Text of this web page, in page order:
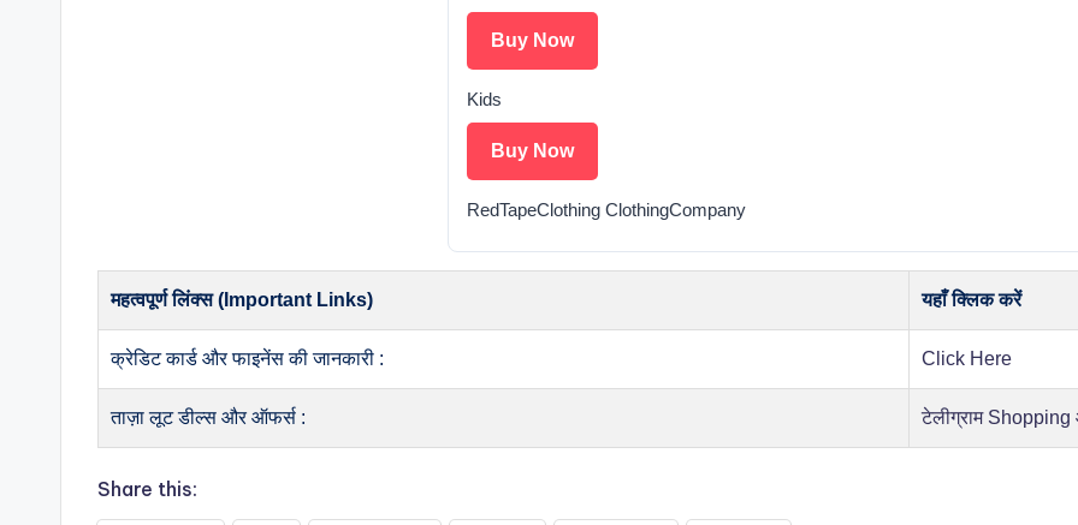
Buy Now
Kids
Buy Now
RedTapeClothing ClothingCompany
महत्वपूर्ण लिंक्स (Important Links) यहाँ क्लिक करें
क्रेडिट कार्ड और फाइनेंस की जानकारी : Click Here
ताज़ा लूट डील्स और ऑफर्स : टेलीग्राम
Share this: